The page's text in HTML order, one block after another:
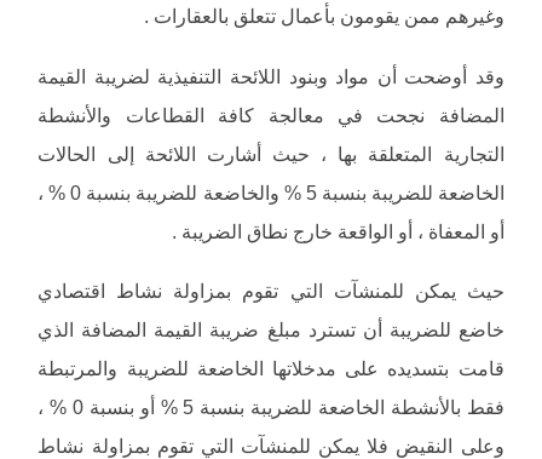
وغيرهم ممن يقومون بأعمال تتعلق بالعقارات .
وقد أوضحت أن مواد وبنود اللائحة التنفيذية لضريبة القيمة
المضافة نجحت في معالجة كافة القطاعات والأنشطة
التجارية المتعلقة بها ، حيث أشارت اللائحة إلى الحالات
الخاضعة للضريبة بنسبة 5 % والخاضعة للضريبة بنسبة 0 % ،
أو المعفاة ، أو الواقعة خارج نطاق الضريبة .
حيث يمكن للمنشآت التي تقوم بمزاولة نشاط اقتصادي
خاضع للضريبة أن تسترد مبلغ ضريبة القيمة المضافة الذي
قامت بتسديده على مدخلاتها الخاضعة للضريبة والمرتبطة
فقط بالأنشطة الخاضعة للضريبة بنسبة 5 % أو بنسبة 0 % ،
وعلى النقيض فلا يمكن للمنشآت التي تقوم بمزاولة نشاط